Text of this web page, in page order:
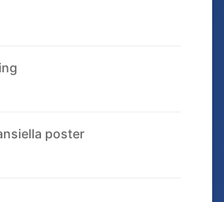
poster